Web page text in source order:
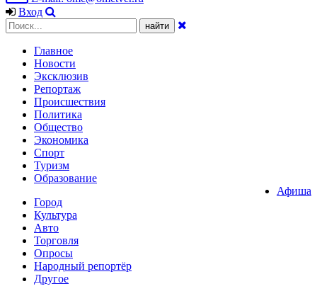
Вход
Главное
Новости
Эксклюзив
Репортаж
Происшествия
Политика
Общество
Экономика
Спорт
Туризм
Образование
Афиша
Город
Культура
Авто
Торговля
Опросы
Народный репортёр
Другое